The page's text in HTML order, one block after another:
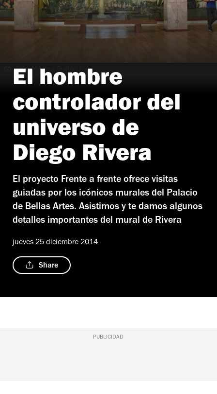
Foto: Mariana Guillén |
El hombre controlador del universo, Diego Rivera
El hombre
controlador del
universo de
Diego Rivera
El proyecto Frente a frente ofrece visitas
guiadas por los icónicos murales del Palacio
de Bellas Artes. Asistimos y te damos algunos
detalles importantes del mural de Rivera
jueves 25 diciembre 2014
Share
PUBLICIDAD